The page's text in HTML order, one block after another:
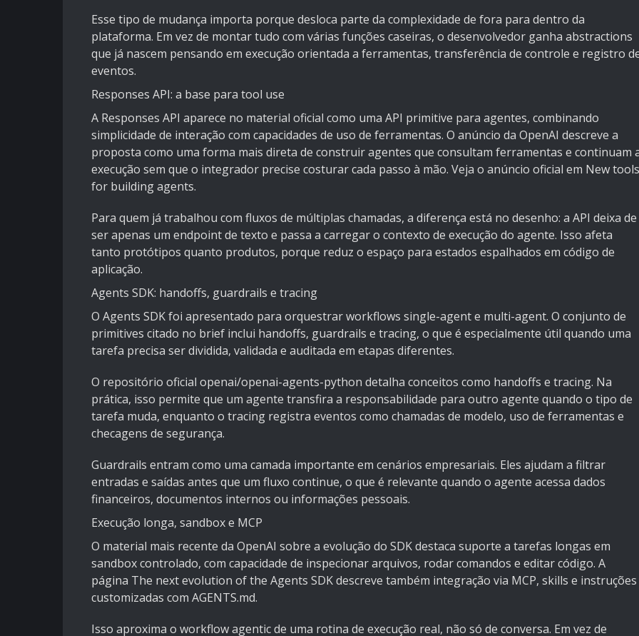
Esse tipo de mudança importa porque desloca parte da complexidade de fora para dentro da
plataforma. Em vez de montar tudo com várias funções caseiras, o desenvolvedor ganha abstractions
que já nascem pensando em execução orientada a ferramentas, transferência de controle e registro
eventos.
Responses API: a base para tool use
A Responses API aparece no material oficial como uma API primitive para agentes, combinando
simplicidade de interação com capacidades de uso de ferramentas. O anúncio da OpenAI descreve a
proposta como uma forma mais direta de construir agentes que consultam ferramentas e continuam
execução sem que o integrador precise costurar cada passo à mão. Veja o anúncio oficial em New tools
for building agents.
Para quem já trabalhou com fluxos de múltiplas chamadas, a diferença está no desenho: a API deixa de
ser apenas um endpoint de texto e passa a carregar o contexto de execução do agente. Isso afeta
tanto protótipos quanto produtos, porque reduz o espaço para estados espalhados em código de
aplicação.
Agents SDK: handoffs, guardrails e tracing
O Agents SDKfoi apresentado para orquestrar workflows single-agent e multi-agent. O conjunto de
primitives citado no brief inclui handoffs, guardrails e tracing, o que é especialmente útil quando uma
tarefa precisa ser dividida, validada e auditada em etapas diferentes.
O repositório oficial openai/openai-agents-python detalha conceitos como handoffs e tracing. Na
prática, isso permite que um agente transfira a responsabilidade para outro agente quando o tipo de
tarefa muda, enquanto o tracing registra eventos como chamadas de modelo, uso de ferramentas e
checagens de segurança.
Guardrails entram como uma camada importante em cenários empresariais. Eles ajudam a filtrar
entradas e saídas antes que um fluxo continue, o que é relevante quando o agente acessa dados
financeiros, documentos internos ou informações pessoais.
Execução longa, sandbox e MCP
O material mais recente da OpenAI sobre a evolução do SDK destaca suporte a tarefas longas em
sandbox controlado, com capacidade de inspecionar arquivos, rodar comandos e editar código. A
página The next evolution of the Agents SDKdescreve também integração via MCP, skills e instruções
customizadas com AGENTS.md.
Isso aproxima o workflow agentic de uma rotina de execução real, não só de conversa. Em vez de